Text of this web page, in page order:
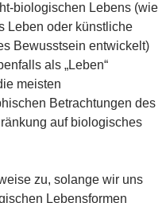
biologischen Lebens (wie
Leben oder künstliche
Bewusstsein entwickelt)
als „Leben“
meisten
Betrachtungen des
auf biologisches
zu, solange wir uns
Lebensformen